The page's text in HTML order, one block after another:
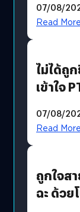
07/08/
Read More
ไม่ได้ถู
เข้าใจ
07/08/
Read More
ถูกใจส
ฉะ ด้วย